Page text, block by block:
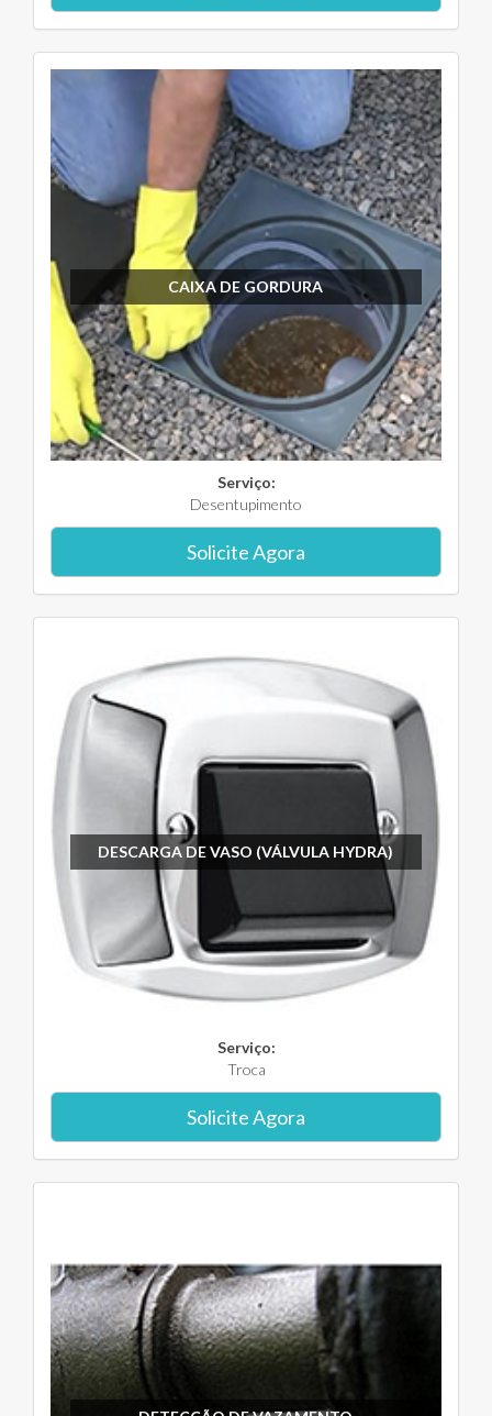
CAIXA DE GORDURA
Serviço:
Desentupimento
Solicite Agora
DESCARGA DE VASO (VÁLVULA HYDRA)
Serviço:
Troca
Solicite Agora